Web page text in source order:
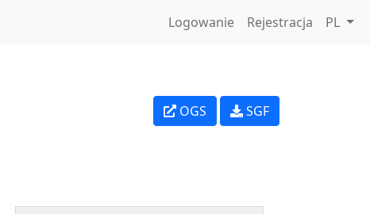
Logowanie Rejestracja PL
OGS SGF